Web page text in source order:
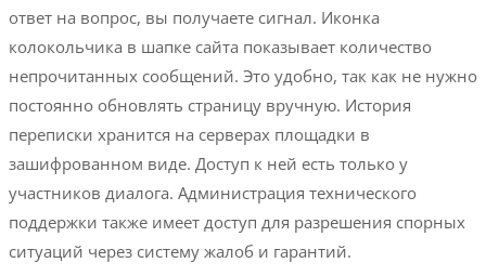
ответ на вопрос, вы получаете сигнал. Иконка
колокольчика в шапке сайта показывает количество
непрочитанных сообщений. Это удобно, так как не нужно
постоянно обновлять страницу вручную. История
переписки хранится на серверах площадки в
зашифрованном виде. Доступ к ней есть только у
участников диалога. Администрация технического
поддержки также имеет доступ для разрешения спорных
ситуаций через систему жалоб и гарантий.